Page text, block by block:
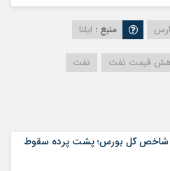
منبع : ایلنا
قیمت نفت نفت
کل بورس؛ پشت پرده سقوط